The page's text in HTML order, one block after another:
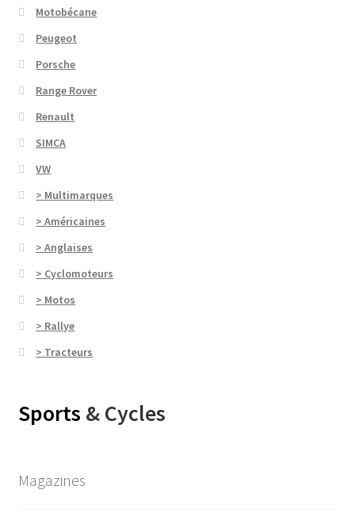
Motobécane
Peugeot
Porsche
Range Rover
Renault
SIMCA
VW
> Multimarques
> Américaines
> Anglaises
> Cyclomoteurs
> Motos
> Rallye
> Tracteurs
Sports & Cycles
Magazines